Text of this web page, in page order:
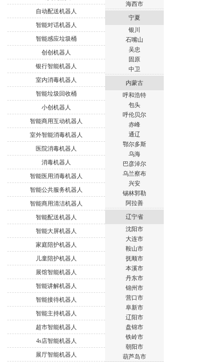
自动配送机器人
智能对话机器人
智能感应垃圾桶
创创机器人
银行智能机器人
室内消毒机器人
智能垃圾回收桶
小创机器人
智能商用互动机器人
室外智能消毒机器人
医院消毒机器人
消毒机器人
智能医用消毒机器人
智能公共服务机器人
智能商用清洁机器人
智能配送机器人
智能大屏机器人
家庭陪护机器人
儿童陪护机器人
展馆智能机器人
智能讲解机器人
智能接待机器人
智能主持机器人
超市智能机器人
4s店智能机器人
展厅智能机器人
海西市
宁夏
银川
石嘴山
吴忠
固原
中卫
内蒙古
呼和浩特
包头
呼伦贝尔
赤峰
通辽
鄂尔多斯
乌海
巴彦淖尔
乌兰察布
兴安
锡林郭勒
阿拉善
辽宁省
沈阳市
大连市
鞍山市
抚顺市
本溪市
丹东市
锦州市
营口市
阜新市
辽阳市
盘锦市
铁岭市
朝阳市
葫芦岛市